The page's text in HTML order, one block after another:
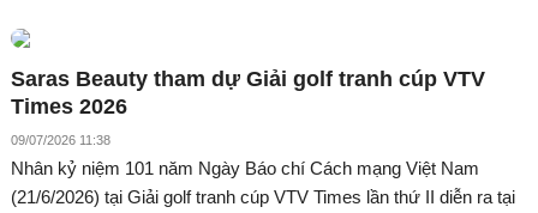
Saras Beauty tham dự Giải golf tranh cúp VTV
Times 2026
09/07/2026 11:38
Nhân kỷ niệm 101 năm Ngày Báo chí Cách mạng Việt Nam
(21/6/2026) tại Giải golf tranh cúp VTV Times lần thứ II diễn ra tại